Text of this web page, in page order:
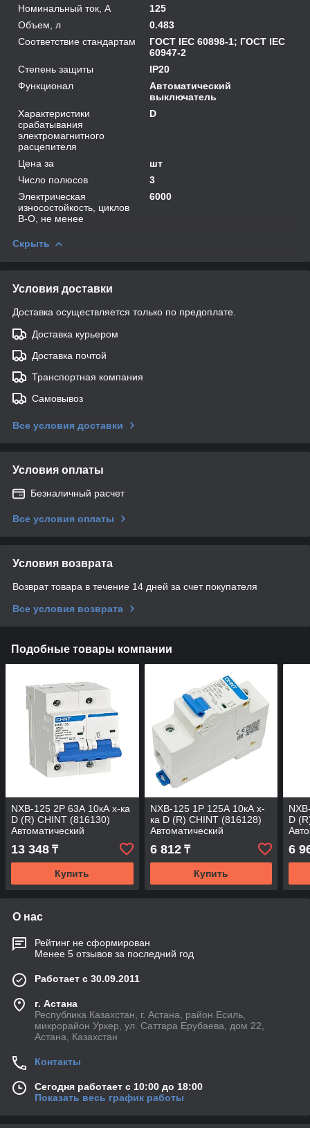
Номинальный ток, А
125
Объем, л
0.483
Соответствие стандартам
ГОСТ IEC 60898-1; ГОСТ IEC
60947-2
Степень защиты
IP20
Функционал
Автоматический
выключатель
Характеристики
срабатывания
электромагнитного
расцепителя
D
Цена за
шт
Число полюсов
3
Электрическая
износостойкость, циклов
В-О, не менее
6000
Скрыть
Условия доставки
Доставка осуществляется только по предоплате.
Доставка курьером
Доставка почтой
Транспортная компания
Самовывоз
Все условия доставки
Условия оплаты
Безналичный расчет
Все условия оплаты
Условия возврата
Возврат товара в течение 14 дней за счет покупателя
Все условия возврата
Подобные товары компании
NXB-125 2P 63А 10кА х-ка
D (R) CHINT (816130)
Автоматический
выключатель
13 348 ₸
Купить
NXB-125 1P 125А 10кА х-
ка D (R) CHINT (816128)
Автоматический
выключатель
6 812₸
Купить
D
6
О нас
Рейтинг не сформирован
Менее 5 отзывов за последний год
Работает с 30.09.2011
г. Астана
Республика Казахстан, г. Астана, район Есиль,
микрорайон Уркер, ул. Саттара Ерубаева, дом 22,
Астана, Казахстан
Контакты
Сегодня работает с 10:00 до 18:00
Показать весь график работы